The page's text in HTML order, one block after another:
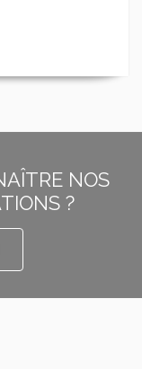
NOS
?